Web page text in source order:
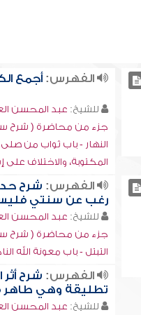
الفهرس: أجمع
للشيخ: عبد المحسن
جزء من محاضرة ( شرح
النهار - باب ثواب من
المكتوبة، والاختلاف على
الفهرس: شرح
رغب عن سنتي فليس
للشيخ: عبد المحسن
جزء من محاضرة ( شرح
التبتل - باب معونة الله
الفهرس: شرح
تطليقة وهي طاهر
للشيخ: عبد المحسن